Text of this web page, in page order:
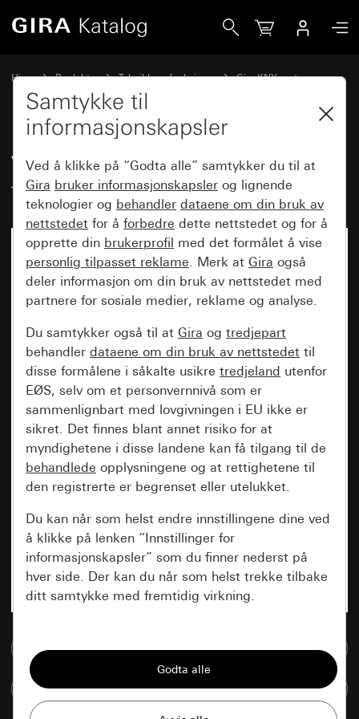
Hjem Produkter Teknikk og funksjoner
Gira KNX system
Gira betjeningsenheter for KNX
Vippesett enkelt individuelt for
tastsensor 4.95
Til mediadatabase
Sammenlign artikkel
Samtykke til
informasjonskapsler
Ved å klikke på “Godta alle” samtykker du til at
Gira bruker informasjonskapsler og lignende
teknologier og behandler dataene om din bruk av
nettstedet for å forbedre dette nettstedet og for å
opprette din brukerprofil med det formålet å vise
personlig tilpasset reklame. Merk at Gira også
deler informasjon om din bruk av nettstedet med
partnere for sosiale medier, reklame og analyse.
Du samtykker også til at Gira og tredjepart
behandler dataene om din bruk av nettstedet til
disse formålene i såkalte usikre tredjeland utenfor
EØS, selv om et personvernnivå som er
sammenlignbart med lovgivningen i EU ikke er
sikret. Det finnes blant annet risiko for at
myndighetene i disse landene kan få tilgang til de
behandlede opplysningene og at rettighetene til
den registrerte er begrenset eller utelukket.
Du kan når som helst endre innstillingene dine ved
å klikke på lenken “Innstillinger for
informasjonskapsler” som du finner nederst på
hver side. Der kan du når som helst trekke tilbake
ditt samtykke med fremtidig virkning.
Alle informasjonskapslene vi trenger for å
kunne vise deg siden.